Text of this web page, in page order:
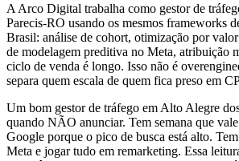
A Arco Digital trabalha como gestor de
Parecis-RO usando os mesmos frameworks
Brasil: análise de cohort, otimização por
de modelagem preditiva no Meta, atribuição
ciclo de venda é longo. Isso não é
separa quem escala de quem fica preso em
Um bom gestor de tráfego em Alto Alegre
quando NÃO anunciar. Tem semana que
Google porque o pico de busca está alto.
Meta e jogar tudo em remarketing. Essa